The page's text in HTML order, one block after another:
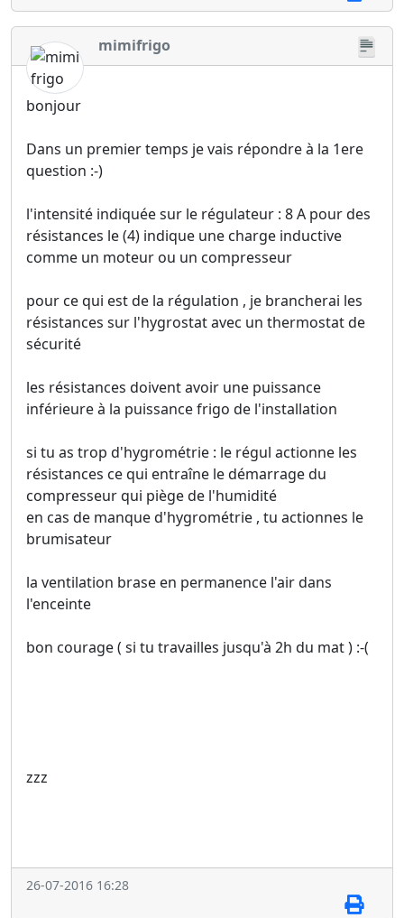
mimifrigo
bonjour
Dans un premier temps je vais répondre à la 1ere
question :-)
l'intensité indiquée sur le régulateur : 8 A pour des
résistances le (4) indique une charge inductive
comme un moteur ou un compresseur
pour ce qui est de la régulation , je brancherai les
résistances sur l'hygrostat avec un thermostat de
sécurité
les résistances doivent avoir une puissance
inférieure à la puissance frigo de l'installation
si tu as trop d'hygrométrie : le régul actionne les
résistances ce qui entraîne le démarrage du
compresseur qui piège de l'humidité
en cas de manque d'hygrométrie , tu actionnes le
brumisateur
la ventilation brase en permanence l'air dans
l'enceinte
bon courage ( si tu travailles jusqu'à 2h du mat ) :-(
zzz
26-07-2016 16:28